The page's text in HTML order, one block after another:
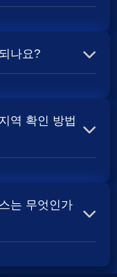
상품 및 프로모션
나요?
조건은 카드사 및
역 확인 방법
상품 및 속도를 확
류(광랜, FTTH 등)
는 무엇인가